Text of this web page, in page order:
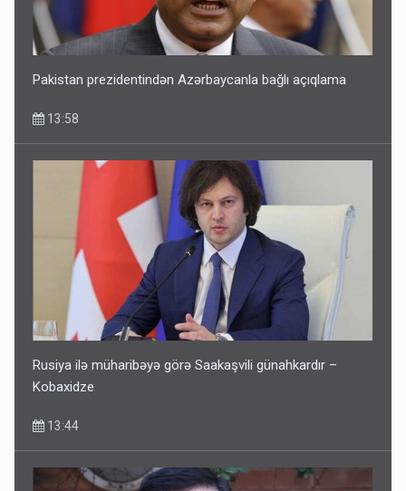
Pakistan prezidentindən Azərbaycanla bağlı açıqlama
13:58
Rusiya ilə müharibəyə görə Saakaşvili günahkardır –
Kobaxidze
13:44